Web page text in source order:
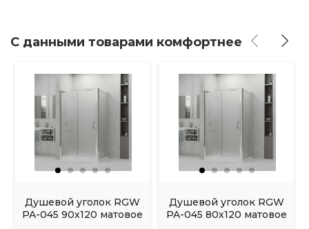
С данными товарами комфортнее
Душевой уголок RGW
PA-045 90х120 матовое
Душевой уголок RGW
PA-045 80х120 матовое